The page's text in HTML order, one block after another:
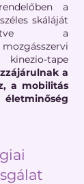
a
skáláját
a
tape
a
a mobilitás